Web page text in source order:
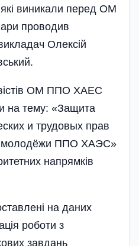
виникали перед ОМ
проводив
Олексій
ОМ ППО ХАЕС
на тему: «Защита
и трудовых прав
молодёжи ППО ХАЭС»
напрямків
на даних
роботи з
завдань